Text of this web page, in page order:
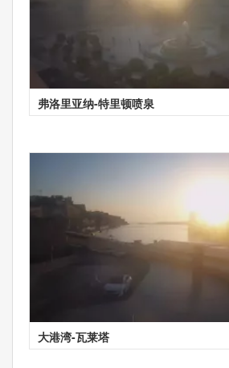
弗洛里亚纳-特里顿喷泉
大港湾-瓦莱塔